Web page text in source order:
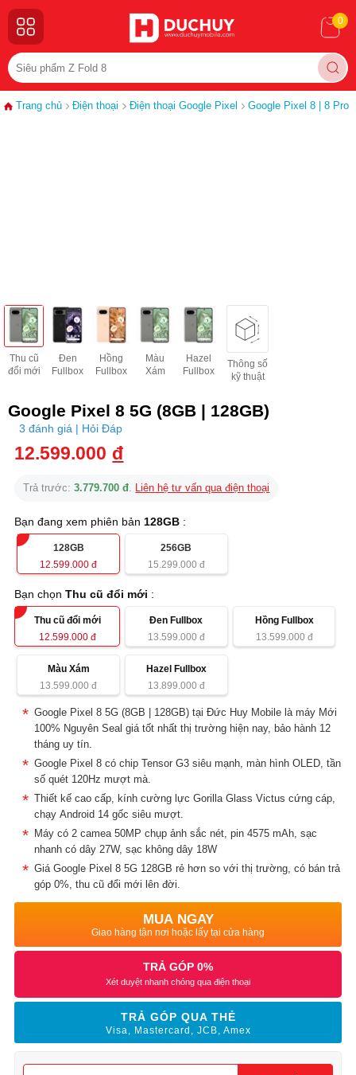
0
Trang chủ Điện thoại Điện thoại Google Pixel Google Pixel 8 | 8 Pro
Thu cũ
đổi mới
Đen
Fullbox
Hồng
Fullbox
Màu
Xám
Hazel
Fullbox
Thông số
kỹ thuật
Google Pixel 8 5G (8GB | 128GB)
3 đánh giá | Hỏi Đáp
12.599.000 đ
Trả trước:3.779.700 đ. Liên hệ tư vấn qua điện thoại
Bạn đang xem phiên bản 128GB :
128GB
12.599.000 đ
256GB
15.299.000đ
Bạn chọnThu cũ đổi mới :
Thu cũ đổi mới
12.599.000đ
Đen Fullbox
13.599.000đ
Hồng Fullbox
13.599.000đ
Màu Xám
13.599.000 đ
Hazel Fullbox
13.899.000đ
Google Pixel 8 5G (8GB | 128GB) tại Đức Huy Mobile là máy Mới
100% Nguyên Seal giá tốt nhất thị trường hiện nay, bảo hành 12
tháng uy tín.
Google Pixel 8 có chip Tensor G3 siêu mạnh, màn hình OLED, tần
số quét 120Hz mượt mà.
Thiết kế cao cấp, kính cường lực Gorilla Glass Victus cứng cáp,
chạy Android 14 gốc siêu mượt.
Máy có 2 camea 50MP chụp ảnh sắc nét, pin 4575 mAh, sạc
nhanh có dây 27W, sạc không dây 18W
Giá Google Pixel 8 5G 128GB rẻ hơn so với thị trường, có bán trả
góp 0%, thu cũ đổi mới lên đời.
MUA NGAY
Giao hàng tận nơi hoặc lấy tại cửa hàng
TRẢ GÓP 0%
Xét duyệt nhanh chóng qua điện thoại
TRẢ GÓP QUA THẺ
Visa, Mastercard, JCB, Amex